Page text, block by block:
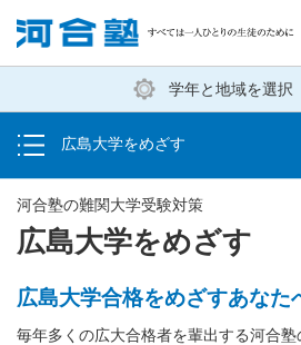
塾生の方
学年と地域を選択
広島大学をめざす
大学を知る
受験対策をする
広大志望者のためのイベント
広島大学をめざす
河合塾の難関大学受験対策
広島大学合格をめざすあなた
毎年多くの広大合格者を輩出する河合